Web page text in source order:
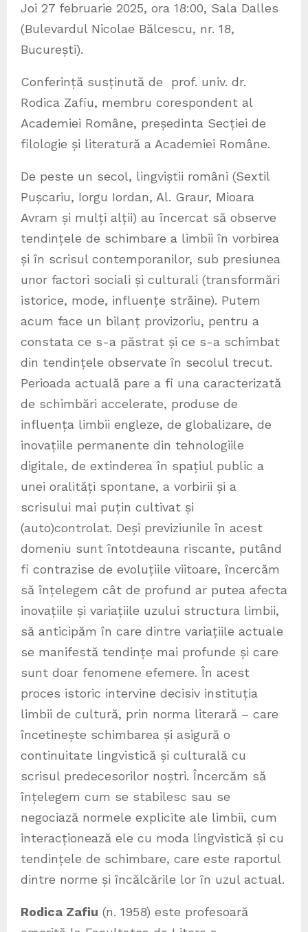
Joi 27 februarie 2025, ora 18:00, Sala Dalles
(Bulevardul Nicolae Bălcescu, nr. 18,
București).
Conferință susținută de prof. univ. dr.
Rodica Zafiu, membru corespondent al
Academiei Române, președinta Secției de
filologie și literatură a Academiei Române.
De peste un secol, lingviștii români (Sextil
Pușcariu, Iorgu Iordan, Al. Graur, Mioara
Avram și mulți alții) au încercat să observe
tendințele de schimbare a limbii în vorbirea
și în scrisul contemporanilor, sub presiunea
unor factori sociali și culturali (transformări
istorice, mode, influențe străine). Putem
acum face un bilanț provizoriu, pentru a
constata ce s-a păstrat și ce s-a schimbat
din tendințele observate în secolul trecut.
Perioada actuală pare a fi una caracterizată
de schimbări accelerate, produse de
influența limbii engleze, de globalizare, de
inovațiile permanente din tehnologiile
digitale, de extinderea în spațiul public a
unei oralități spontane, a vorbirii și a
scrisului mai puțin cultivat și
(auto)controlat. Deși previziunile în acest
domeniu sunt întotdeauna riscante, putând
fi contrazise de evoluțiile viitoare, încercăm
să înțelegem cât de profund ar putea afecta
inovațiile și variațiile uzului structura limbii,
să anticipăm în care dintre variațiile actuale
se manifestă tendințe mai profunde și care
sunt doar fenomene efemere. În acest
proces istoric intervine decisiv instituția
limbii de cultură, prin norma literară – care
încetinește schimbarea și asigură o
continuitate lingvistică și culturală cu
scrisul predecesorilor noștri. Încercăm să
înțelegem cum se stabilesc sau se
negociază normele explicite ale limbii, cum
interacționează ele cu moda lingvistică și cu
tendințele de schimbare, care este raportul
dintre norme și încălcările lor în uzul actual.
Rodica Zafiu (n. 1958) este profesoară